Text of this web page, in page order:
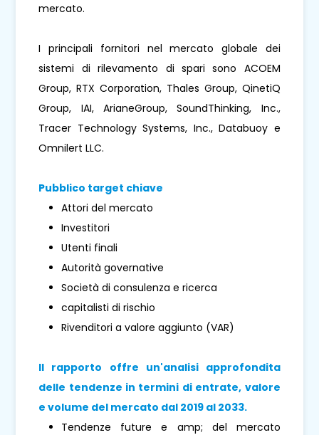
mercato.
I principali fornitori nel mercato globale dei
sistemi di rilevamento di spari sono ACOEM
Group, RTX Corporation, Thales Group, QinetiQ
Group, IAI, ArianeGroup, SoundThinking, Inc.,
Tracer Technology Systems, Inc., Databuoy e
Omnilert LLC.
Pubblico target chiave
Attori del mercato
Investitori
Utenti finali
Autorità governative
Società di consulenza e ricerca
capitalisti di rischio
Rivenditori a valore aggiunto (VAR)
Il rapporto offre un'analisi approfondita
delle tendenze in termini di entrate, valore
e volume del mercato dal 2019 al 2033.
Tendenze future e amp; del mercato